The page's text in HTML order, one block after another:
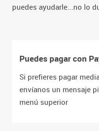
puedes ayudarle...no lo
Puedes pagar con
Si prefieres pagar
envíanos un mensaje
menú superior